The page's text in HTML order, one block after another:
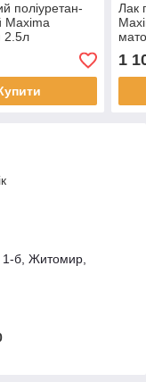
поліуретан-
Maxima
2.5л
Лак
для
1
1-б, Житомир,